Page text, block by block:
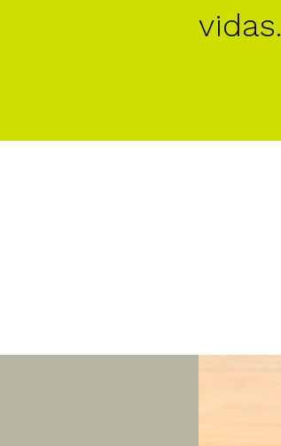
vidas.